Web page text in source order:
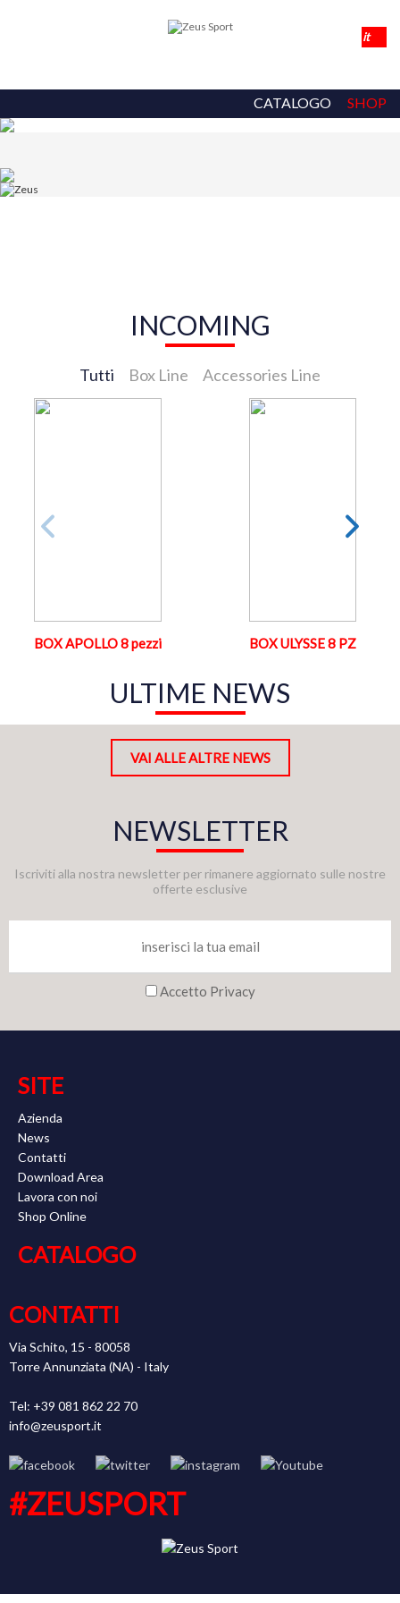
CATALOGO SHOP
INCOMING
Tutti Box Line Accessories Line
BOX APOLLO 8 pezzi BOX ULYSSE 8 PZ
ULTIME NEWS
VAI ALLE ALTRE NEWS
NEWSLETTER
Iscriviti alla nostra newsletter per rimanere aggiornato sulle nostre
offerte esclusive
Accetto Privacy
SITE
Azienda
News
Contatti
Download Area
Lavora con noi
Shop Online
CATALOGO
CONTATTI
Via Schito, 15 - 80058
Torre Annunziata (NA) - Italy
Tel: +39 081 862 22 70
info@zeusport.it
#ZEUSPORT